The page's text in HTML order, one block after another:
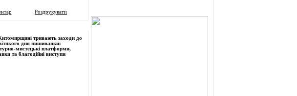
Роздрукувати
тривають заходи до
дня вишиванки:
мистецькі платформи,
та благодійні виступи